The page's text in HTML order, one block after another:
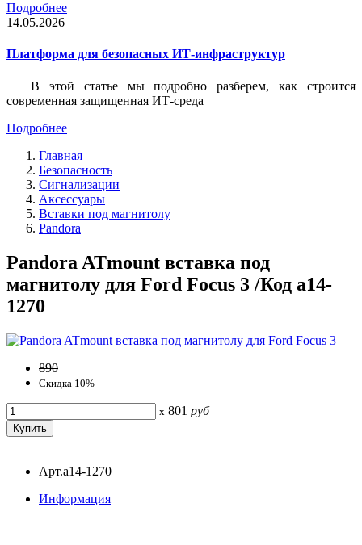
Подробнее
14.05.2026
Платформа для безопасных ИТ-инфраструктур
В этой статье мы подробно разберем, как строится
современная защищенная ИТ-среда
Подробнее
Главная
Безопасность
Сигнализации
Аксессуары
Вставки под магнитолу
Pandora
Pandora ATmount вставка под
магнитолу для Ford Focus 3 /Код a14-
1270
890
Скидка 10%
x 801 руб
Арт.a14-1270
Информация